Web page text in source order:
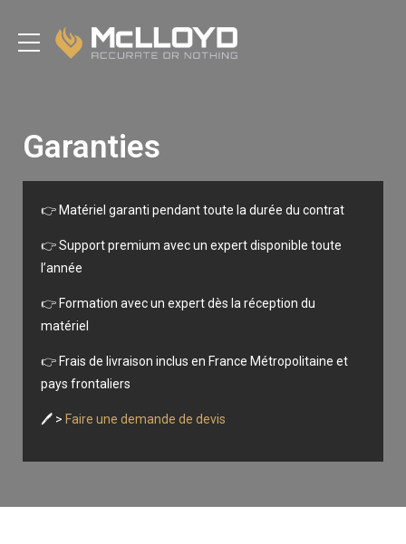
Garanties
👉 Matériel garanti pendant toute la durée du contrat
👉 Support premium avec un expert disponible toute
l’année
👉 Formation avec un expert dès la réception du
matériel
👉 Frais de livraison inclus en France Métropolitaine et
pays frontaliers
🖊️ > Faire une demande de devis